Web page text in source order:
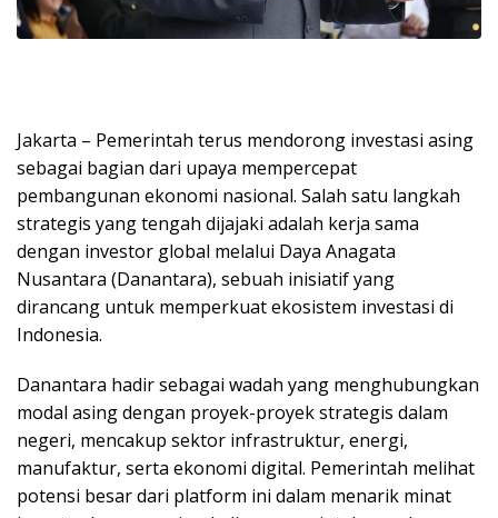
Jakarta – Pemerintah terus mendorong investasi asing
sebagai bagian dari upaya mempercepat
pembangunan ekonomi nasional. Salah satu langkah
strategis yang tengah dijajaki adalah kerja sama
dengan investor global melalui Daya Anagata
Nusantara (Danantara), sebuah inisiatif yang
dirancang untuk memperkuat ekosistem investasi di
Indonesia.
Danantara hadir sebagai wadah yang menghubungkan
modal asing dengan proyek-proyek strategis dalam
negeri, mencakup sektor infrastruktur, energi,
manufaktur, serta ekonomi digital. Pemerintah melihat
potensi besar dari platform ini dalam menarik minat